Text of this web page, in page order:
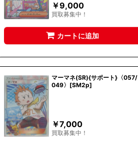
￥9,000
買取募集中！
カートに追加
マーマネ(SR){サポート}〈057/
049〉[SM2p]
￥7,000
買取募集中！